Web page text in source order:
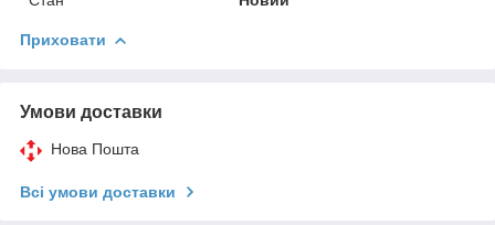
Приховати
Умови доставки
Нова Пошта
Всі умови доставки